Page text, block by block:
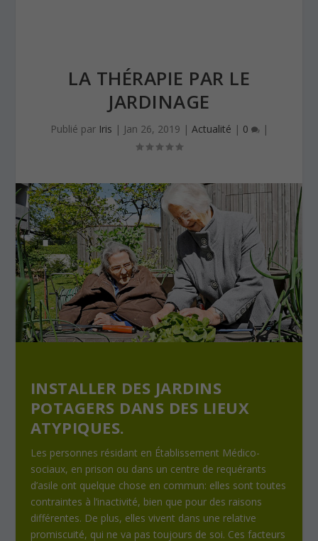
LA THÉRAPIE PAR LE
JARDINAGE
Publié par Iris | Jan 26, 2019 | Actualité | 0 |
INSTALLER DES JARDINS
POTAGERS DANS DES LIEUX
ATYPIQUES.
Les personnes résidant en Établissement Médico-
sociaux, en prison ou dans un centre de requérants
d’asile ont quelque chose en commun: elles sont toutes
contraintes à l’inactivité, bien que pour des raisons
différentes. De plus, elles vivent dans une relative
promiscuité, qui ne va pas toujours de soi. Ces facteurs